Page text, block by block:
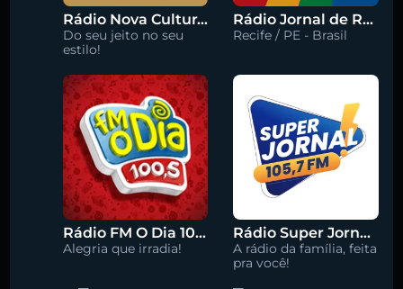
Rádio Nova Cultura 93.1 FM
Do seu jeito no seu
estilo!
Rádio Jornal de Recife 90.3 FM
Recife / PE - Brasil
Rádio FM O Dia 100.5
Alegria que irradia!
Rádio Super Jornal 105.7 FM
A rádio da família, feita
pra você!